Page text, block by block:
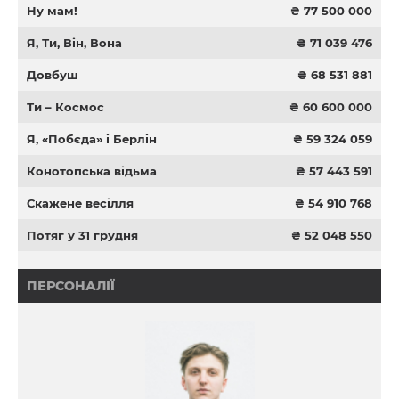
Ну мам! ₴ 77 500 000
Я, Ти, Він, Вона ₴ 71 039 476
Довбуш ₴ 68 531 881
Ти – Космос ₴ 60 600 000
Я, «Побєда» і Берлін ₴ 59 324 059
Конотопська відьма ₴ 57 443 591
Скажене весілля ₴ 54 910 768
Потяг у 31 грудня ₴ 52 048 550
ПЕРСОНАЛІЇ